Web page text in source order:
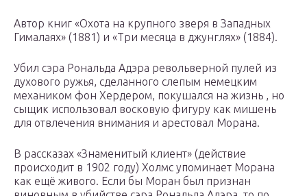
Автор книг «Охота на крупного зверя в Западных
Гималаях» (1881) и «Три месяца в джунглях» (1884).
Убил сэра Рональда Адэра револьверной пулей из
духового ружья, сделанного слепым немецким
механиком фон Хердером, покушался на жизнь , но
сыщик использовал восковую фигуру как мишень
для отвлечения внимания и арестовал Морана.
В рассказах «Знаменитый клиент» (действие
происходит в 1902 году) Холмс упоминает Морана
как ещё живого. Если бы Моран был признан